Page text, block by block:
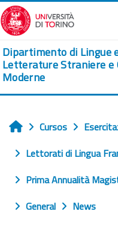
Ves al contingut principal
Dipartimento di Lingue
Letterature Straniere e
Moderne
Home
Cursos
Lettorati di Lingua
Prima Annualità
General
News